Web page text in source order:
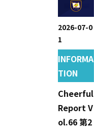
2026-07-0
1
INFORMA
TION
Cheerful
Report V
ol.66 第2